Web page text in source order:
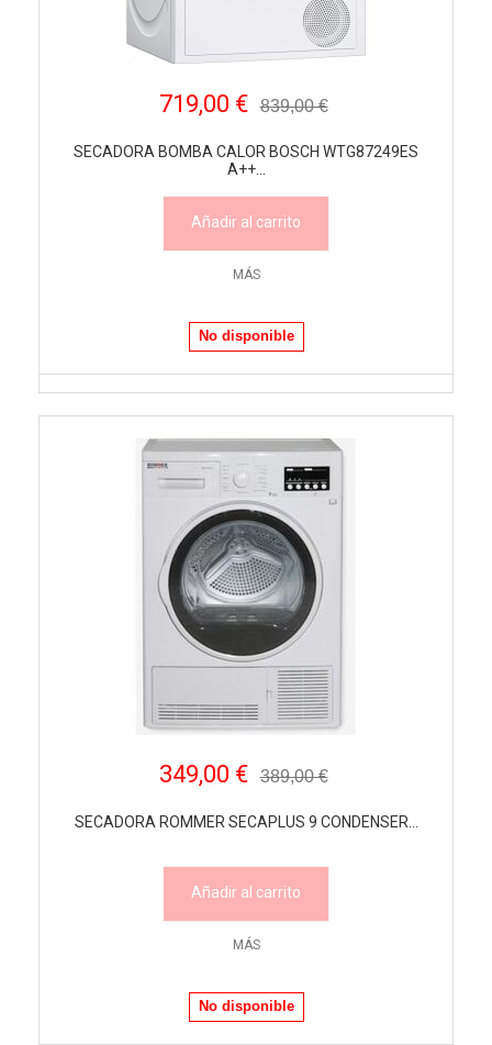
719,00 € 839,00 €
SECADORA BOMBA CALOR BOSCH WTG87249ES
A++...
Añadir al carrito
MÁS
No disponible
349,00 € 389,00 €
SECADORA ROMMER SECAPLUS 9 CONDENSER...
Añadir al carrito
MÁS
No disponible